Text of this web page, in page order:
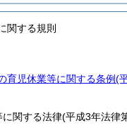
関する規則
育児休業等に関する条例(
関する法律(平成3年法律